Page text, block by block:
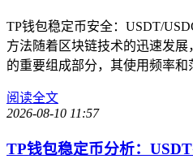
TP钱包稳定币安全：USDT/
方法随着区块链技术的迅速发
的重要组成部分，其使用频率和
阅读全文
2026-08-10 11:57
TP钱包稳定币分析：